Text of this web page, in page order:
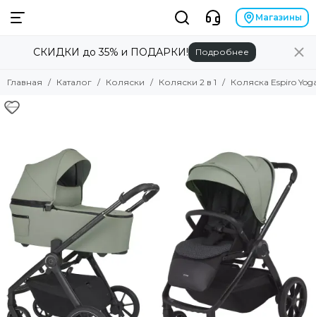
Смотреть все товары
Коляски прогулочные
Люльки для колясок
Магазины
СКИДКИ до 35% и ПОДАРКИ! Подробнее
Главная Каталог Коляски Коляски 2 в 1 Коляска Espiro